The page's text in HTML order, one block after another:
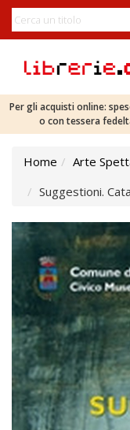
Per gli acquisti online:
o con tessera
Home Arte
Suggestioni.